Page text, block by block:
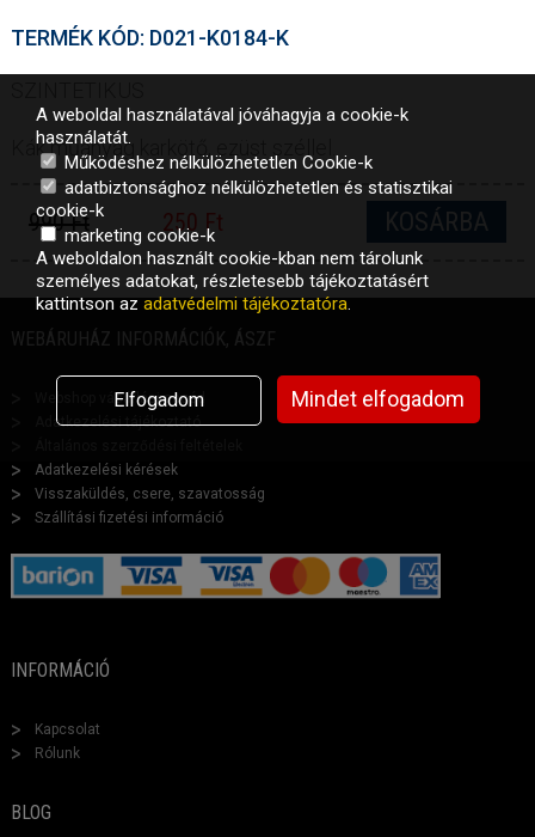
TERMÉK KÓD: D021-K0184-K
Kák műanyag karkötő, ezüst széllel.
990 Ft 250 Ft KOSÁRBA
WEBÁRUHÁZ INFORMÁCIÓK, ÁSZF
Webshop vásárlási segéd
Adatkezelési tájékoztató
Adatkezelési kérések
Visszaküldés, csere, szavatosság
Szállítási fizetési információ
INFORMÁCIÓ
Kapcsolat
Rólunk
BLOG
A weboldal használatával jóváhagyja a cookie-k
használatát.
Működéshez nélkülözhetetlen Cookie-k
adatbiztonsághoz nélkülözhetetlen és statisztikai
cookie-k
marketing cookie-k
A weboldalon használt cookie-kban nem tárolunk
személyes adatokat, részletesebb tájékoztatásért
kattintson azadatvédelmi tájékoztatóra.
Elfogadom Mindet elfogadom